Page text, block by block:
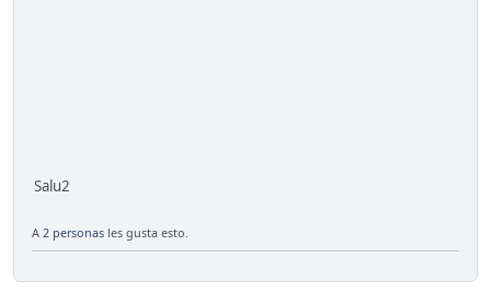
Salu2
A 2 personas les gusta esto.